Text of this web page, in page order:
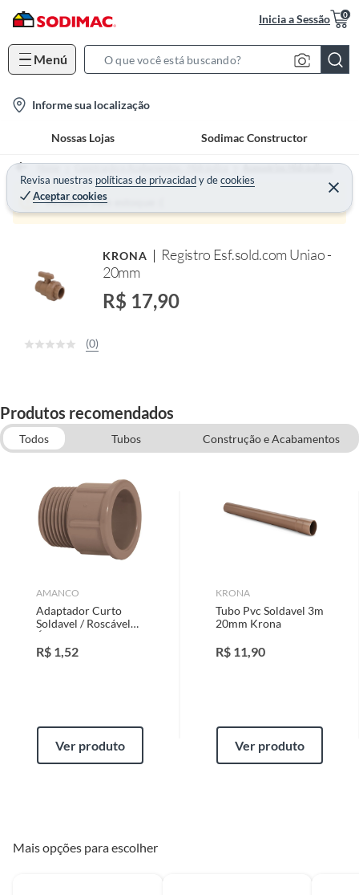
Inicia a Sessão 0
Menú
S
c
h
B
r
a
o
Informe sua localização
Nossas Lojas Sodimac Constructor
Revisa nuestras políticas de privacidadydecookies
Aceptar cookies
Home Construção e Acabamentos - Hidráulica Acessórios Hidráulicos
Produto sem estoque :(
KRONA
Registro Esf.sold.com Uniao -
20mm
R$ 17,90
(0)
Produtos recomendados
Todos Tubos
Construção e Acabamentos
Tubos e Conexões de CPVC
AMANCO
Adaptador Curto
Soldavel / Roscável
Água Fria marrom
25mmx3/4"
R$ 1,52
Ver produto
KRONA
Tubo Pvc Soldavel 3m
20mm Krona
R$ 11,90
Ver produto
Mais opções para escolher